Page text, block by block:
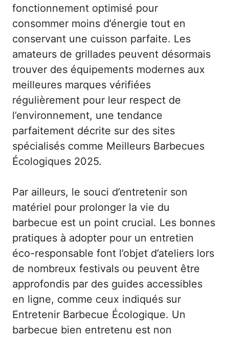
fonctionnement optimisé pour
consommer moins d’énergie tout en
conservant une cuisson parfaite. Les
amateurs de grillades peuvent désormais
trouver des équipements modernes aux
meilleures marques vérifiées
régulièrement pour leur respect de
l’environnement, une tendance
parfaitement décrite sur des sites
spécialisés comme Meilleurs Barbecues
Écologiques 2025.
Par ailleurs, le souci d’entretenir son
matériel pour prolonger la vie du
barbecue est un point crucial. Les bonnes
pratiques à adopter pour un entretien
éco-responsable font l’objet d’ateliers lors
de nombreux festivals ou peuvent être
approfondis par des guides accessibles
en ligne, comme ceux indiqués sur
Entretenir Barbecue Écologique. Un
barbecue bien entretenu est non